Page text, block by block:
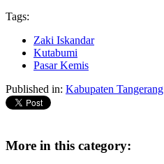
Tags:
Zaki Iskandar
Kutabumi
Pasar Kemis
Published in: Kabupaten Tangerang
More in this category: